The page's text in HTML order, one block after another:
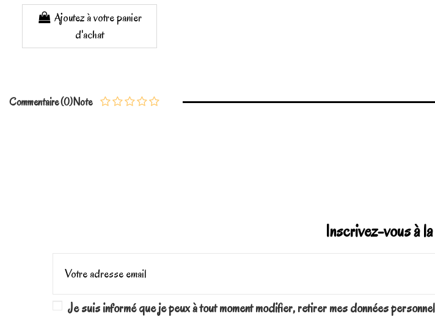
Ajoutez à votre panier
d'achat
Note
Commentaire (0)
Inscrivez-vous à
Je suis informé que je peux à tout moment modifier, retirer mes données